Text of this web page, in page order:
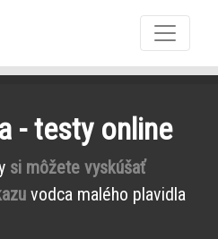
- testy online
si môžete vyskúšať
vodca malého plavidla